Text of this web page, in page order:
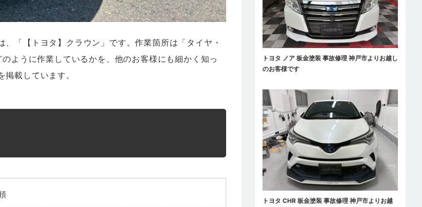
「【トヨタ】クラウン」です。作業箇所は「タイヤ・
ように作業しているかを、他のお客様にも細かく知っ
載しています。
トヨタ ノア 板金塗装 事故修理 神戸市よりお越し
のお客様です
トヨタ CHR 板金塗装 事故修理 神戸市よりお越